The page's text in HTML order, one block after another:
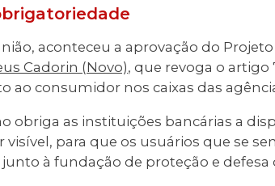
aconteceu a aprovação do Projeto
Cadorin (Novo), que revoga o artigo
ao consumidor nos caixas das
obriga as instituições bancárias a
para que os usuários que se
à fundação de proteção e